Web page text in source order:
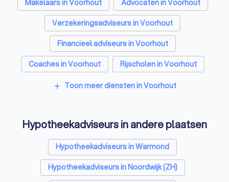
Makelaars in Voorhout
Advocaten in Voorhout
Verzekeringsadviseurs in Voorhout
Financieel adviseurs in Voorhout
Coaches in Voorhout
Rijscholen in Voorhout
Relatietherapeuten in Voorhout
Belastingadviseurs in Voorhout
Personal trainers in Voorhout
Diëtisten in Voorhout
add Toon meer diensten in Voorhout
Hypotheekadviseurs in andere plaatsen
Hypotheekadviseurs in Warmond
Hypotheekadviseurs in Noordwijk (ZH)